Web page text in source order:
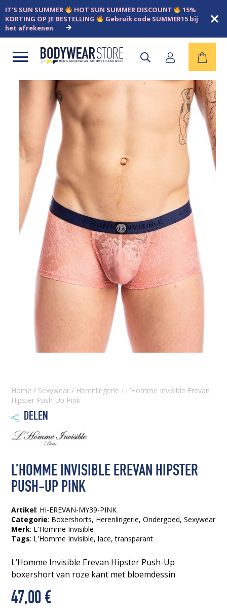
IT'S SUN SUMMER HOT SUN SUMMER DISCOUNT
15%
KORTING OP JE BESTELLING
Gebruik code SUMMER15 bij
het afrekenen
Open
Home / Sexywear / Herenlingerie / L’Homme Invisible Erevan
Hipster Push-Up Pink
 DELEN
L’HOMME INVISIBLE EREVAN HIPSTER
PUSH-UP PINK
Artikel: HI-EREVAN-MY39-PINK
Categorie: Boxershorts, Herenlingerie,Ondergoed,Sexywear
Merk: L'Homme Invisible
Tags: L'Homme Invisible, lace, transparant
L’Homme Invisible Erevan Hipster Push-Up
boxershort van roze kant met bloemdessin
47,00€